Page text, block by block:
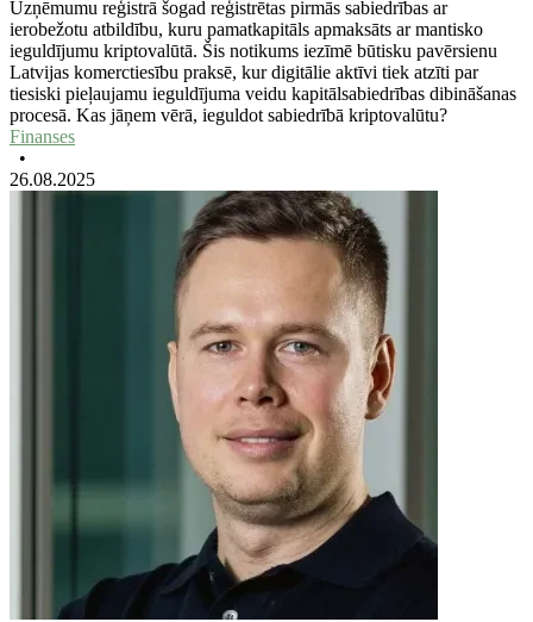
Uzņēmumu reģistrā šogad reģistrētas pirmās sabiedrības ar
ierobežotu atbildību, kuru pamatkapitāls apmaksāts ar mantisko
ieguldījumu kriptovalūtā. Šis notikums iezīmē būtisku pavērsienu
Latvijas komerctiesību praksē, kur digitālie aktīvi tiek atzīti par
tiesiski pieļaujamu ieguldījuma veidu kapitālsabiedrības dibināšanas
procesā. Kas jāņem vērā, ieguldot sabiedrībā kriptovalūtu?
Finanses
•
26.08.2025